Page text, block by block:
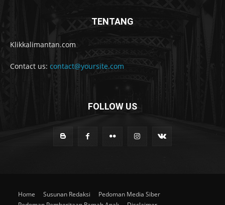
TENTANG
Klikkalimantan.com
Contact us: contact@yoursite.com
FOLLOW US
Home Susunan Redaksi
Pedoman Media Siber